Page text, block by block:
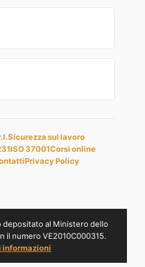
Sicurezza sul lavoro
ISO 37001Corsi online
Privacy Policy
al Ministero dello
il numero VE2010C000315.
informazioni